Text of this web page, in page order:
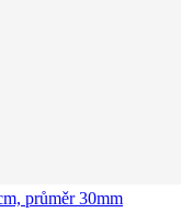
průměr 30mm